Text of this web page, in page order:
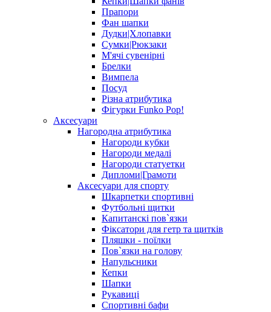
Прапори
Фан шапки
Дудки|Хлопавки
Сумки|Рюкзаки
М'ячі сувенірні
Брелки
Вимпела
Посуд
Різна атрибутика
Фігурки Funko Pop!
Аксесуари
Нагородна атрибутика
Нагороди кубки
Нагороди медалі
Нагороди статуетки
Дипломи|Грамоти
Аксесуари для спорту
Шкарпетки спортивні
Футбольні щитки
Капитанскі пов`язки
Фіксатори для гетр та щитків
Пляшки - поїлки
Пов`язки на голову
Напульсники
Кепки
Шапки
Рукавиці
Спортивні бафи